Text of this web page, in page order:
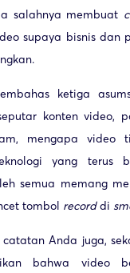
salahnya membuat
supaya bisnis dan
ketiga
konten video,
mengapa video
yang terus
semua memang
tombol recorddi
Anda juga,
bahwa video